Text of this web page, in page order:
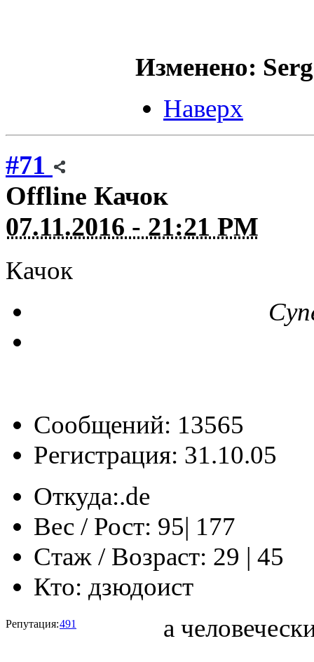
Изменено:
Наверх
#71
Offline Качок
07.11.2016 - 21:21 PM
Качок
Сообщений: 13565
Регистрация: 31.10.05
Откуда:‎‏‎‏.de
Вес / Рост: 95| 177
Стаж / Возраст: 29 | 45
Кто: дзюдоист
Репутация:491 а